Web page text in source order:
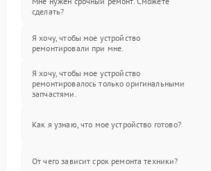
сделать?
Я хочу, чтобы мое устройство
ремонтировали при мне.
Я хочу, чтобы мое устройство
ремонтировалось только оригинальными
запчастями.
Как я узнаю, что мое устройство готово?
От чего зависит срок ремонта техники?